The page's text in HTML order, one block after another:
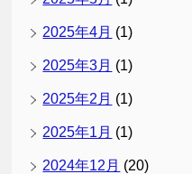
2025年4月 (1)
2025年3月 (1)
2025年2月 (1)
2025年1月 (1)
2024年12月 (20)